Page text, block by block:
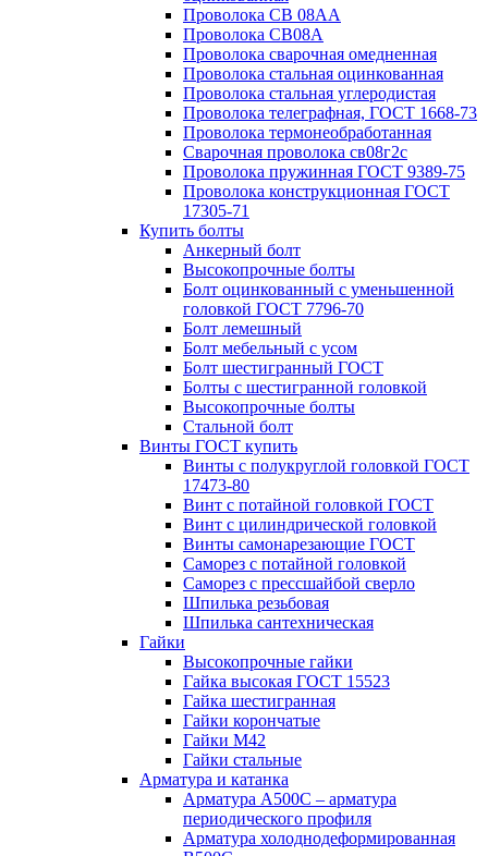
Проволока СВ 08АА
Проволока СВ08А
Проволока сварочная омедненная
Проволока стальная оцинкованная
Проволока стальная углеродистая
Проволока телеграфная, ГОСТ 1668-73
Проволока термонеобработанная
Сварочная проволока св08г2с
Проволока пружинная ГОСТ 9389-75
Проволока конструкционная ГОСТ
17305-71
Купить болты
Анкерный болт
Высокопрочные болты
Болт оцинкованный с уменьшенной
головкой ГОСТ 7796-70
Болт лемешный
Болт мебельный с усом
Болт шестигранный ГОСТ
Болты с шестигранной головкой
Высокопрочные болты
Стальной болт
Винты ГОСТ купить
Винты с полукруглой головкой ГОСТ
17473-80
Винт с потайной головкой ГОСТ
Винт с цилиндрической головкой
Винты самонарезающие ГОСТ
Саморез с потайной головкой
Саморез с прессшайбой сверло
Шпилька резьбовая
Шпилька сантехническая
Гайки
Высокопрочные гайки
Гайка высокая ГОСТ 15523
Гайка шестигранная
Гайки корончатые
Гайки М42
Гайки стальные
Арматура и катанка
Арматура А500С – арматура
периодического профиля
Арматура холоднодеформированная